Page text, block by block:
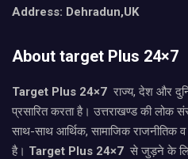
Address: Dehradun,UK
About target Plus 24×7
Target Plus 24×7 राज्य, देश और
प्रसारित करता है। उत्तराखण्ड की लोक
साथ-साथ आर्थिक, सामाजिक राजनीतिक व
है। Target Plus 24×7 से जुड़ने के